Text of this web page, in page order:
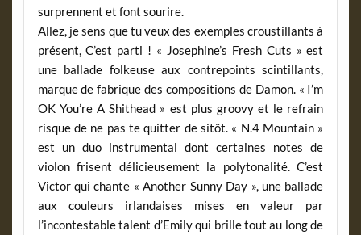
surprennent et font sourire.
Allez, je sens que tu veux des exemples croustillants à
présent, C’est parti ! « Josephine’s Fresh Cuts » est
une ballade folkeuse aux contrepoints scintillants,
marque de fabrique des compositions de Damon. « I’m
OK You’re A Shithead » est plus groovy et le refrain
risque de ne pas te quitter de sitôt. « N.4 Mountain »
est un duo instrumental dont certaines notes de
violon frisent délicieusement la polytonalité. C’est
Victor qui chante « Another Sunny Day », une ballade
aux couleurs irlandaises mises en valeur par
l’incontestable talent d’Emily qui brille tout au long de